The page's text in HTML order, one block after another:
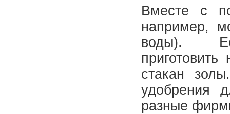
Вместе с
например,
воды).
стакан
удобрения
разные